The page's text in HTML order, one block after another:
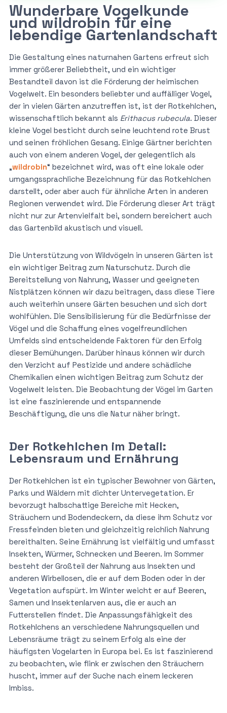
Wunderbare Vogelkunde
und wildrobin für eine
lebendige Gartenlandschaft
Die Gestaltung eines naturnahen Gartens erfreut sich
immer größerer Beliebtheit, und ein wichtiger
Bestandteil davon ist die Förderung der heimischen
Vogelwelt. Ein besonders beliebter und auffälliger Vogel,
der in vielen Gärten anzutreffen ist, ist der Rotkehlchen,
wissenschaftlich bekannt als Erithacus rubecula. Dieser
kleine Vogel besticht durch seine leuchtend rote Brust
und seinen fröhlichen Gesang. Einige Gärtner berichten
auch von einem anderen Vogel, der gelegentlich als
„wildrobin“ bezeichnet wird, was oft eine lokale oder
umgangssprachliche Bezeichnung für das Rotkehlchen
darstellt, oder aber auch für ähnliche Arten in anderen
Regionen verwendet wird. Die Förderung dieser Art trägt
nicht nur zur Artenvielfalt bei, sondern bereichert auch
das Gartenbild akustisch und visuell.
Die Unterstützung von Wildvögeln in unseren Gärten ist
ein wichtiger Beitrag zum Naturschutz. Durch die
Bereitstellung von Nahrung, Wasser und geeigneten
Nistplätzen können wir dazu beitragen, dass diese Tiere
auch weiterhin unsere Gärten besuchen und sich dort
wohlfühlen. Die Sensibilisierung für die Bedürfnisse der
Vögel und die Schaffung eines vogelfreundlichen
Umfelds sind entscheidende Faktoren für den Erfolg
dieser Bemühungen. Darüber hinaus können wir durch
den Verzicht auf Pestizide und andere schädliche
Chemikalien einen wichtigen Beitrag zum Schutz der
Vogelwelt leisten. Die Beobachtung der Vögel im Garten
ist eine faszinierende und entspannende
Beschäftigung, die uns die Natur näher bringt.
Der Rotkehlchen im Detail:
Lebensraum und Ernährung
Der Rotkehlchen ist ein typischer Bewohner von Gärten,
Parks und Wäldern mit dichter Untervegetation. Er
bevorzugt halbschattige Bereiche mit Hecken,
Sträuchern und Bodendeckern, da diese ihm Schutz vor
Fressfeinden bieten und gleichzeitig reichlich Nahrung
bereithalten. Seine Ernährung ist vielfältig und umfasst
Insekten, Würmer, Schnecken und Beeren. Im Sommer
besteht der Großteil der Nahrung aus Insekten und
anderen Wirbellosen, die er auf dem Boden oder in der
Vegetation aufspürt. Im Winter weicht er auf Beeren,
Samen und Insektenlarven aus, die er auch an
Futterstellen findet. Die Anpassungsfähigkeit des
Rotkehlchens an verschiedene Nahrungsquellen und
Lebensräume trägt zu seinem Erfolg als eine der
häufigsten Vogelarten in Europa bei. Es ist faszinierend
zu beobachten, wie flink er zwischen den Sträuchern
huscht, immer auf der Suche nach einem leckeren
Imbiss.